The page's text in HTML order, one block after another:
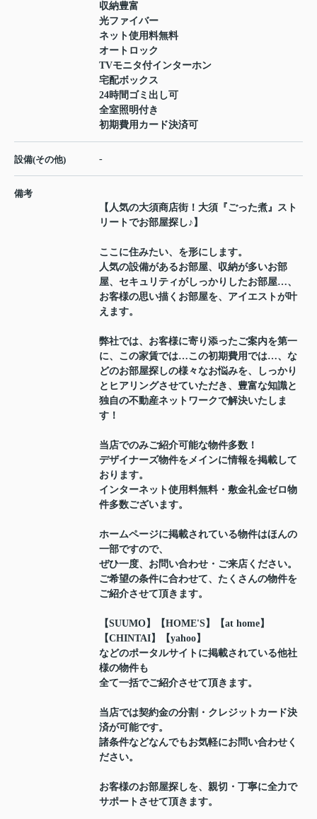
収納豊富
光ファイバー
ネット使用料無料
オートロック
TVモニタ付インターホン
宅配ボックス
24時間ゴミ出し可
全室照明付き
初期費用カード決済可
設備(その他) -
備考
【人気の大須商店街！大須『ごった煮』スト
リートでお部屋探し♪】
ここに住みたい、を形にします。
人気の設備があるお部屋、収納が多いお部
屋、セキュリティがしっかりしたお部屋…、
お客様の思い描くお部屋を、アイエストが叶
えます。
弊社では、お客様に寄り添ったご案内を第一
に、この家賃では…この初期費用では…、な
どのお部屋探しの様々なお悩みを、しっかり
とヒアリングさせていただき、豊富な知識と
独自の不動産ネットワークで解決いたしま
す！
当店でのみご紹介可能な物件多数！
デザイナーズ物件をメインに情報を掲載して
おります。
インターネット使用料無料・敷金礼金ゼロ物
件多数ございます。
ホームページに掲載されている物件はほんの
一部ですので、
ぜひ一度、お問い合わせ・ご来店ください。
ご希望の条件に合わせて、たくさんの物件を
ご紹介させて頂きます。
【SUUMO】【HOME'S】【at home】
【CHINTAI】【yahoo】
などのポータルサイトに掲載されている他社
様の物件も
全て一括でご紹介させて頂きます。
当店では契約金の分割・クレジットカード決
済が可能です。
諸条件などなんでもお気軽にお問い合わせく
ださい。
お客様のお部屋探しを、親切・丁寧に全力で
サポートさせて頂きます。